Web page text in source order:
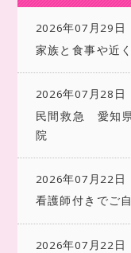
2026年07月29日
家族と食事や近
2026年07月28日
民間救急 愛知
院
2026年07月22日
看護師付きでご
2026年07月22日